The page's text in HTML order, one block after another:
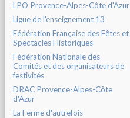
LPO Provence-Alpes-Côte d'Azur
Ligue de l'enseignement 13
Fédération Française des Fêtes et
Spectacles Historiques
Fédération Nationale des
Comités et des organisateurs de
festivités
DRAC Provence-Alpes-Côte
d'Azur
La Ferme d'autrefois